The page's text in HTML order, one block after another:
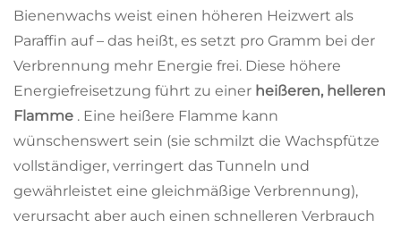
Bienenwachs weist einen höheren Heizwert als
Paraffin auf – das heißt, es setzt pro Gramm bei der
Verbrennung mehr Energie frei. Diese höhere
Energiefreisetzung führt zu einer heißeren, helleren
Flamme . Eine heißere Flamme kann
wünschenswert sein (sie schmilzt die Wachspfütze
vollständiger, verringert das Tunneln und
gewährleistet eine gleichmäßige Verbrennung),
verursacht aber auch einen schnelleren Verbrauch